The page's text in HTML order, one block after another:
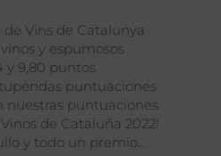
Vins de Catalunya
y espumosos
y 9,80 puntos
puntuaciones
nuestras puntuaciones
de Cataluña 2022!
y todo un premio